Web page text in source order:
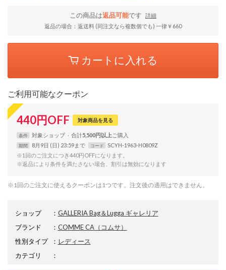
この商品は返品可能です
詳細
返品の場合：返送料 (同注文なら複数個でも) 一律￥660
カートに入れる
ご利用可能なクーポン
440円OFF 対象商品を見る
条件 対象ショップ 合計5,500円以上
期間 8月9日 (日) 23:59まで コード
SCYH-1963-H0809Z
※1回のご注文につき440円OFFになります。
※返品により条件を満たさない場合、割引は無効になります
※1回のご注文に使えるクーポンは1つです。注文後の適用はできません。
ショップ ： GALLERIA Bag＆Lugga ギャレリア
ブランド
： COMME CA（コムサ）
性別タイプ
： レディース
カテゴリ
：